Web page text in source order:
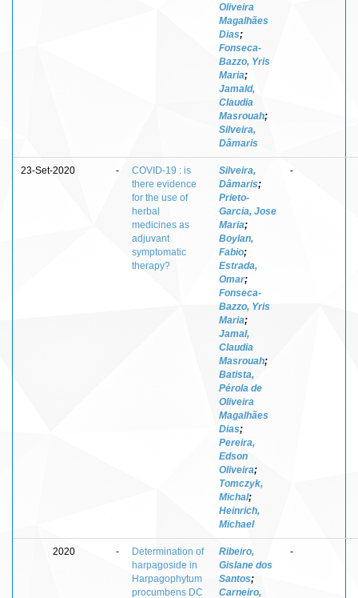
Oliveira
Magalhães
Dias;
Fonseca-
Bazzo, Yris
Maria;
Jamald,
Claudia
Masrouah;
Silveira,
Dâmaris
23-Set-2020 -
COVID-19 : is
there evidence
for the use of
herbal
medicines as
adjuvant
symptomatic
therapy?
Silveira,
Dâmaris;
Prieto-
Garcia, Jose
Maria;
Boylan,
Fabio;
Estrada,
Omar;
Fonseca-
Bazzo, Yris
Maria;
Jamal,
Claudia
Masrouah;
Batista,
Pérola de
Oliveira
Magalhães
Dias;
Pereira,
Edson
Oliveira;
Tomczyk,
Michal;
Heinrich,
Michael
-
2020 -
Determination of
harpagoside in
Harpagophytum
procumbens DC
Ribeiro,
Gislane dos
Santos;
Carneiro,
-